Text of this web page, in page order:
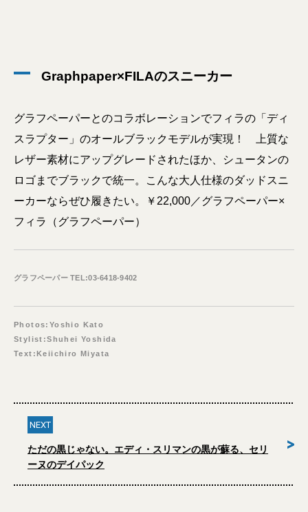
Graphpaper×FILAのスニーカー
グラフペーパーとのコラボレーションでフィラの「ディ
スラプター」のオールブラックモデルが実現！ 上質な
レザー素材にアップグレードされたほか、シュータンの
ロゴまでブラックで統一。こんな大人仕様のダッドスニ
ーカーならぜひ履きたい。￥22,000／グラフペーパー×
フィラ（グラフペーパー）
グラフペーパー TEL:03-6418-9402
Photos:Yoshio Kato
Stylist:Shuhei Yoshida
Text:Keiichiro Miyata
NEXT
ただの黒じゃない。エディ・スリマンの黒が蘇る、セリ
ーヌのデイパック
>